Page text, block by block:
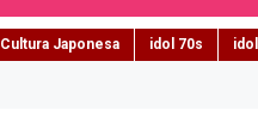
Cultura Japonesa idol 70s